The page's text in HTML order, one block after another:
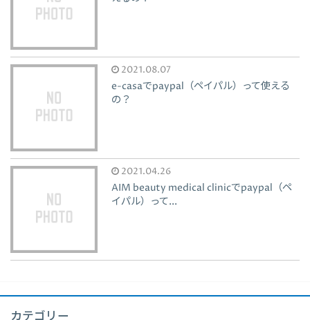
2021.08.07
e-casaでpaypal（ペイパル）って使える
の？
2021.04.26
AIM beauty medical clinicでpaypal（ペ
イパル）って...
カテゴリー